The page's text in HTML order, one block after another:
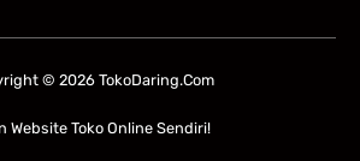
© 2026 TokoDaring.Com
Website Toko Online Sendiri!